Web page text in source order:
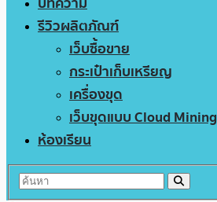
รีวิวผลิตภัณฑ์
เว็บซื้อขาย
กระเป๋าเก็บเหรียญ
เครื่องขุด
เว็บขุดแบบ Cloud Mining
ห้องเรียน